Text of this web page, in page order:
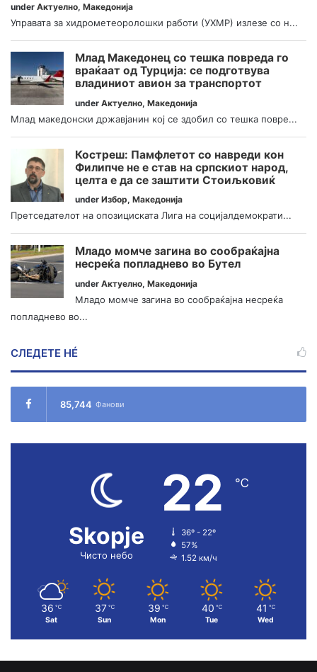
under Актуелно, Македонија
Управата за хидрометеоролошки работи (УХМР) излезе со н...
Млад Македонец со тешка повреда го
враќаат од Турција: се подготвува
владиниот авион за транспортот
under Актуелно, Македонија
Млад македонски државјанин кој се здобил со тешка повре...
Костреш: Памфлетот со навреди кон
Филипче не е став на српскиот народ,
целта е да се заштити Стоиљковиќ
under Избор, Македонија
Претседателот на опозициската Лига на социјалдемократи...
Младо момче загина во сообраќајна
несреќа попладнево во Бутел
under Актуелно, Македонија
Младо момче загина во сообраќајна несреќа
попладнево во...
СЛЕДЕТЕ НÉ
85,744 Фанови
Skopje
Чисто небо
22 ℃
36º - 22º
57%
1.52 км/ч
36 ℃
Sat
37 ℃
Sun
39 ℃
Mon
40 ℃
Tue
41 ℃
Wed